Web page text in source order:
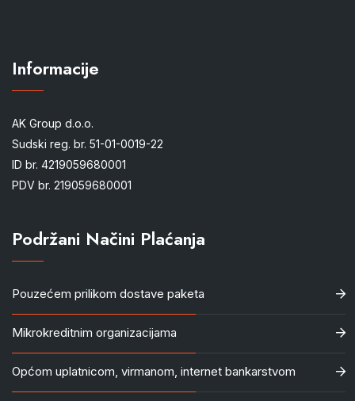
Informacije
AK Group d.o.o.
Sudski reg. br. 51-01-0019-22
ID br. 4219059680001
PDV br. 219059680001
Podržani Načini Plaćanja
Pouzećem prilikom dostave paketa
Mikrokreditnim organizacijama
Općom uplatnicom, virmanom, internet bankarstvom